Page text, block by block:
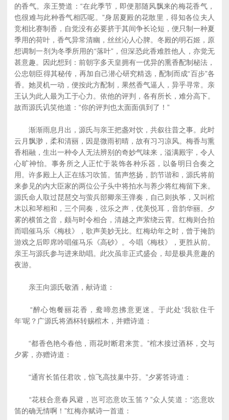
的香气。亲王赞道：“在此季节，即便那随风飘来的梅花香气，
也很难与此种香气相匹呢。”身居夏殿的花散里，得知各位夫人
竞相比赛制香，自觉没有必要挤于其间争长论短，便只制一种夏
季用的荷叶，香气异常清幽，丝丝沁人心脾。冬殿的明石姬，原
想调制一剂为冬季所用的“落叶”，但深恐此香难胜他人，亦觉无
甚意趣。因此想到：前朝字多天皇拥有一优异的熏香配制秘法，
公忠朝臣得其秘传，再加自己潜心研究精选，配制而成“百步”各
香。她灵机一动，便按此方配制，果然香气逼人，异乎寻常。亲
王认为此人最为工于心力。依他的评判，各有所长，难分高下。
故而源氏讥笑他道：“你的评判也太面面俱到了！”
渐渐雨息月出，源氏与亲王把盏对饮，共叙往昔之事。此时
云月飘渺，柔和清丽，因是微雨初晴，故有习习凉风。梅香与熏
香相融，生出一种令人无法辨别的奇妙气味来，溢满殿宇，令人
心旷神怡。事务所之人正忙于装饰各种乐器，以备明日合奏之
用。许多殿上人正在练习吹笛。笛声悠扬，韵节谐和，源氏将前
来参见的内大臣家的两位公子头中将拍水与养少将红梅留下来。
源氏命人取过琵琶交与萤兵部卿亲王弹奏，自己则执筝，又叫棺
木以和琴相和，三个同奏，弦乐之声，优美悦耳，音韵华丽。夕
雾的横笛之音，颇与时令相合，清越之声萦绕云霄。红梅则合拍
而唱催马乐《梅枝》，歌声美妙无比。红梅幼年之时，曾于掩韵
游戏之后即席吟唱催马乐《高砂》。今唱《梅枝》，更胜从前。
亲王与源氏参与进来助唱。此次虽非正式盛会，却是极具意趣的
夜游。
亲王向源氏敬酒，献诗道：
“醉心饱餐丽花香，鸯啼忽拂意更迷。于此处‘我欲住千
年’呢？广源氏将酒杯转赐棺木，并赠诗道：
“都香色艳今春他，雨花时断君来赏。”棺木接过酒杯，交与
夕雾，亦赠诗道：
“通宵长笛任君吹，惊飞高技巢中芬。”夕雾答诗道：
“花枝合意春风避，岂可恣意吹玉笛？”众人笑道：“恣意吹
笛的确无情啊！”红梅亦赋诗一首道：